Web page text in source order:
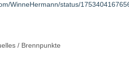
WinneHermann/status/
/ Brennpunkte